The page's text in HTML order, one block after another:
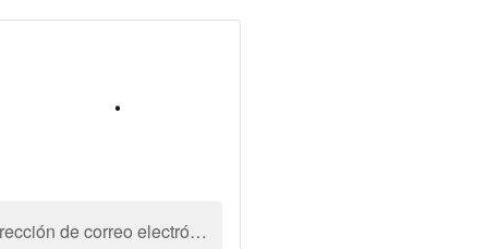
Dirección de correo electrónico